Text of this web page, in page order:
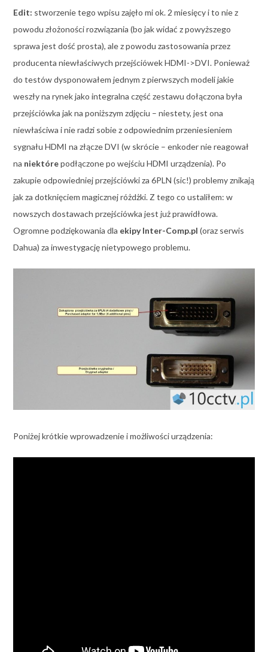
Edit: stworzenie tego wpisu zajęło mi ok. 2 miesięcy i to nie z
powodu złożoności rozwiązania (bo jak widać z powyższego
sprawa jest dość prosta), ale z powodu zastosowania przez
producenta niewłaściwych przejściówek HDMI->DVI. Ponieważ
do testów dysponowałem jednym z pierwszych modeli jakie
weszły na rynek jako integralna część zestawu dołączona była
przejściówka jak na poniższym zdjęciu – niestety, jest ona
niewłaściwa i nie radzi sobie z odpowiednim przeniesieniem
sygnału HDMI na złącze DVI (w skrócie – enkoder nie reagował
na niektórepodłączone po wejściu HDMI urządzenia). Po
zakupie odpowiedniej przejściówki za 6PLN (sic!) problemy znikają
jak za dotknięciem magicznej różdżki. Z tego co ustaliłem: w
nowszych dostawach przejściówka jest już prawidłowa.
Ogromne podziękowania dla ekipy Inter-Comp.pl (oraz serwis
Dahua) za inwestygację nietypowego problemu.
Poniżej krótkie wprowadzenie i możliwości urządzenia: